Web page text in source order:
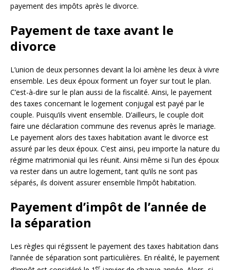
payement des impôts après le divorce.
Payement de taxe avant le
divorce
L’union de deux personnes devant la loi amène les deux à vivre
ensemble. Les deux époux forment un foyer sur tout le plan.
C’est-à-dire sur le plan aussi de la fiscalité. Ainsi, le payement
des taxes concernant le logement conjugal est payé par le
couple. Puisqu’ils vivent ensemble. D’ailleurs, le couple doit
faire une déclaration commune des revenus après le mariage.
Le payement alors des taxes habitation avant le divorce est
assuré par les deux époux. C’est ainsi, peu importe la nature du
régime matrimonial qui les réunit. Ainsi même si l’un des époux
va rester dans un autre logement, tant qu’ils ne sont pas
séparés, ils doivent assurer ensemble l’impôt habitation.
Payement d’impôt de l’année de
la séparation
Les règles qui régissent le payement des taxes habitation dans
l’année de séparation sont particulières. En réalité, le payement
er